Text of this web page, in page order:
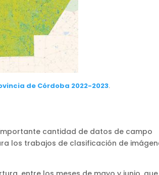
de Córdoba 2022-2023.
cantidad de datos de campo
los trabajos de clasificación de